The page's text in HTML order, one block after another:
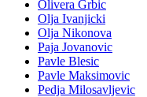
Olivera Grbic
Olja Ivanjicki
Olja Nikonova
Paja Jovanovic
Pavle Blesic
Pavle Maksimovic
Pedja Milosavljevic